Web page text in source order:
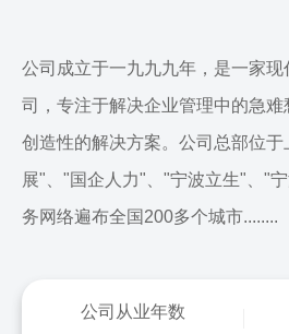
公司成立于一九九九年，是一家
司，专注于解决企业管理中的急难
创造性的解决方案。公司总部位
展"、"国企人力"、"宁波立生"、"
务网络遍布全国200多个城市........
公司从业年数